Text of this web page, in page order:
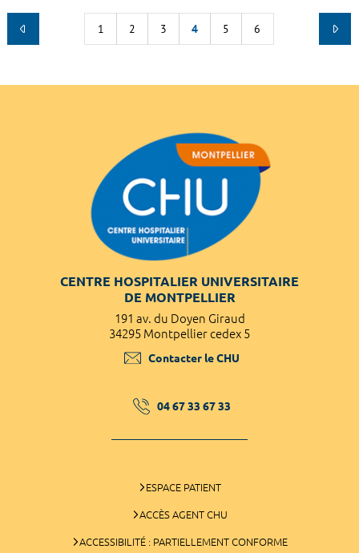
1 2 3 4 5 6
CENTRE HOSPITALIER UNIVERSITAIRE
DE MONTPELLIER
191 av. du Doyen Giraud
34295 Montpellier cedex 5
Contacter le CHU
04 67 33 67 33
ESPACE PATIENT
ACCÈS AGENT CHU
ACCESSIBILITÉ : PARTIELLEMENT CONFORME